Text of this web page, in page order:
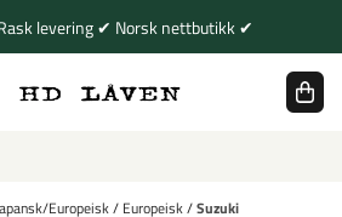
levering ✔ Norsk nettbutikk ✔
Europeisk/ Europeisk/Suzuki